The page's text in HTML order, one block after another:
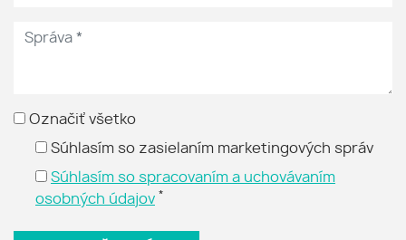
Označiť všetko
Súhlasím so zasielaním marketingových správ
Súhlasím so spracovaním a uchovávaním
osobných údajov *